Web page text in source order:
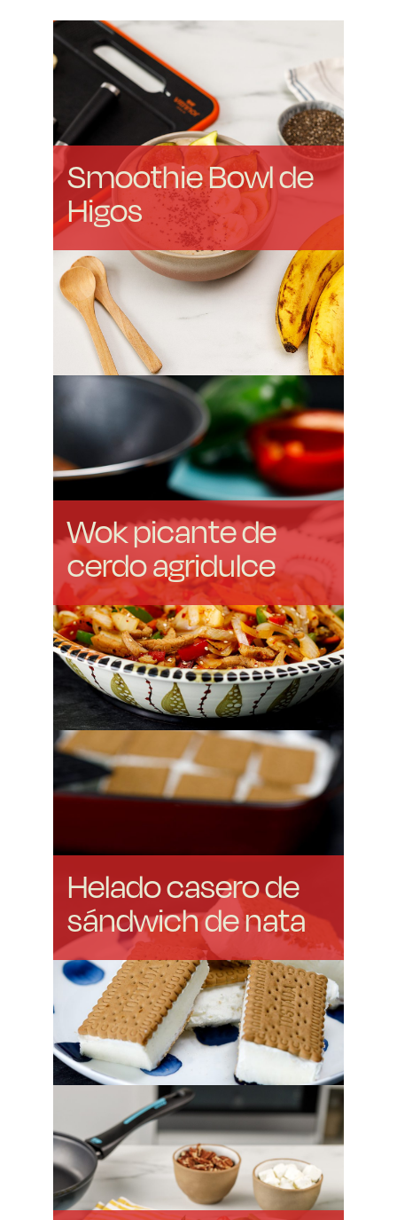
Smoothie Bowl de
Higos
Wok picante de
cerdo agridulce
Helado casero de
sándwich de nata